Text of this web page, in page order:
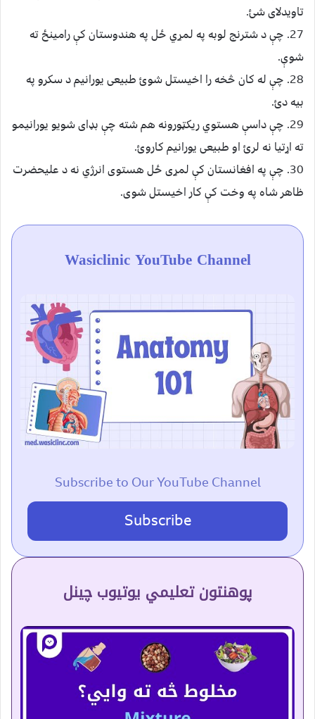
تاویدلای شئ.
27. چې د شترنج لوبه په لمړي ځل په هندوستان کې رامینځ ته
شوې.
28. چې له کان څخه را اخیستل شوئ طبیعی یورانیم د سکرو په
بیه دئ.
29. چې داسې هستوي ریکټورونه هم شته چې بډای شویو یورانیمو
ته اړتیا نه لرئ او طبیعی یورانیم کاروئ.
30. چې په افغانستان کې لمړی ځل هستوی انرژي نه د علیحضرت
ظاهر شاه په وخت کې کار اخیستل شوی.
Wasiclinic YouTube Channel
Subscribe to Our YouTube Channel
Subscribe
پوهنتون تعلیمي یوتیوب چینل